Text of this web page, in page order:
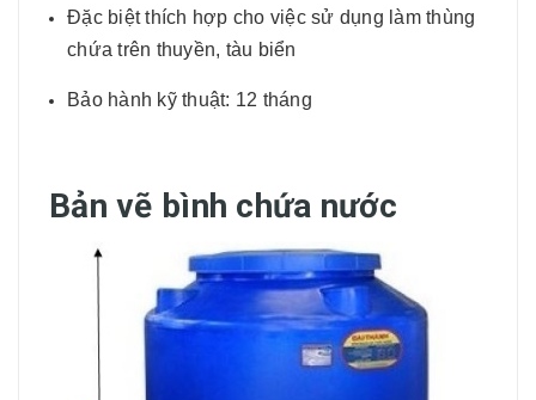
Đặc biệt thích hợp cho việc sử dụng làm thùng
chứa trên thuyền, tàu biển
Bảo hành kỹ thuật: 12 tháng
Bản vẽ bình chứa nước